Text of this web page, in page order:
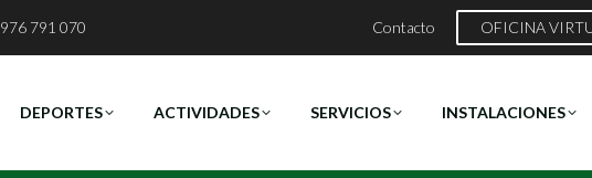
976 791 070 Contacto OFICINA
DEPORTES ACTIVIDADES SERVICIOS INSTALACIONES